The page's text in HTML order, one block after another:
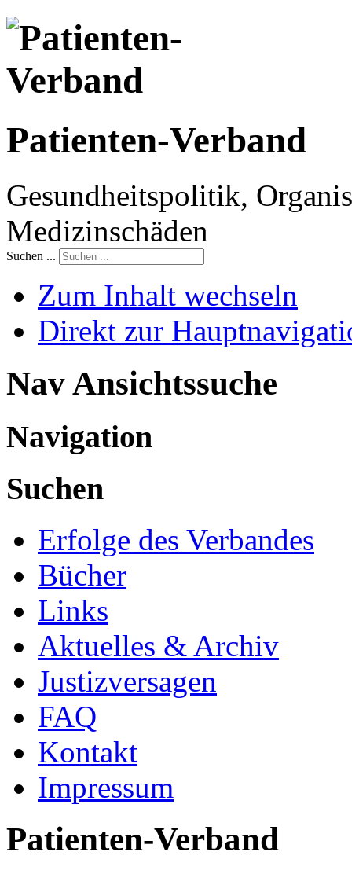
Patienten-Verband
Gesundheitspolitik,
Medizinschäden
Suchen ...
Zum Inhalt wechseln
Direkt zur
Nav Ansichtssuche
Navigation
Suchen
Erfolge des Verbandes
Bücher
Links
Aktuelles & Archiv
Justizversagen
FAQ
Kontakt
Impressum
Patienten-Verband